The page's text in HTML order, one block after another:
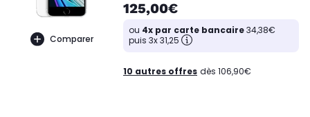
Comparer
125,00€
ou 4x par carte bancaire34,38€
puis 3x 31,25
10 autres offres dès 106,90€